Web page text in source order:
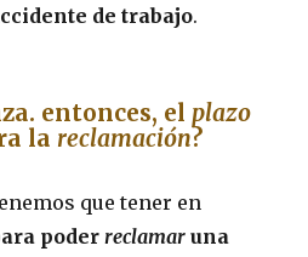
de trabajo.
entonces, elplazo
la reclamación?
que tener en
poder reclamaruna